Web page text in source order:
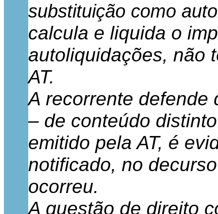
substituição como
calcula e liquida o
autoliquidações, não
AT.
A recorrente defende
– de conteúdo
emitido pela AT, é
notificado, no
ocorreu.
A questão de direito